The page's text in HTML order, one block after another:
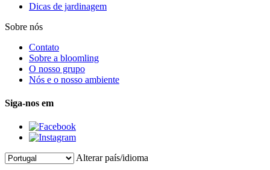
Dicas de jardinagem
Sobre nós
Contato
Sobre a bloomling
O nosso grupo
Nós e o nosso ambiente
Siga-nos em
Alterar país/idioma